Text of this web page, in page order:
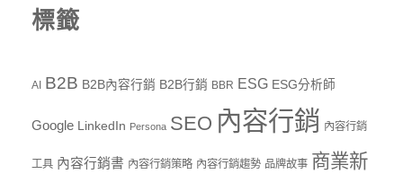
標籤
AI B2B B2B內容行銷 B2B行銷 BBR ESG ESG分析師
Google LinkedIn Persona SEO 內容行銷 內容行銷
工具 內容行銷書 內容行銷策略 內容行銷趨勢 品牌故事 商業新